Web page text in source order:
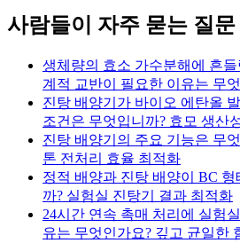
사람들이 자주 묻는 질문
생체량의 효소 가수분해에 흔들
계적 교반이 필요한 이유는 무
진탕 배양기가 바이오 에탄올
조건은 무엇입니까? 효모 생산
진탕 배양기의 주요 기능은 무
톤 전처리 효율 최적화
정적 배양과 진탕 배양이 BC 형
까? 실험실 진탕기 결과 최적화
24시간 연속 촉매 처리에 실험
유는 무엇인가요? 깊고 균일한